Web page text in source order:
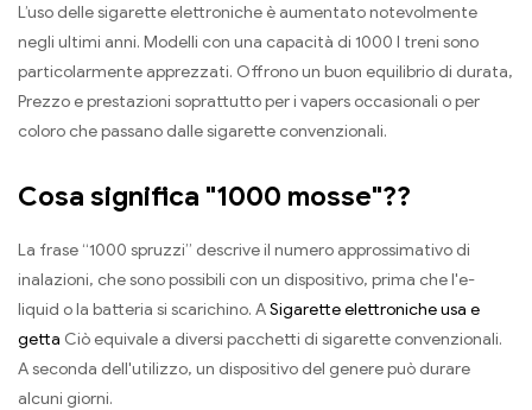
L’uso delle sigarette elettroniche è aumentato notevolmente
negli ultimi anni. Modelli con una capacità di 1000 I treni sono
particolarmente apprezzati. Offrono un buon equilibrio di durata,
Prezzo e prestazioni soprattutto per i vapers occasionali o per
coloro che passano dalle sigarette convenzionali.
Cosa significa "1000 mosse"??
La frase “1000 spruzzi” descrive il numero approssimativo di
inalazioni, che sono possibili con un dispositivo, prima che l'e-
liquid o la batteria si scarichino. ASigarette elettroniche usa e
getta Ciò equivale a diversi pacchetti di sigarette convenzionali.
A seconda dell'utilizzo, un dispositivo del genere può durare
alcuni giorni.